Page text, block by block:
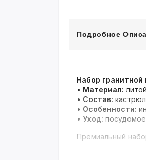
Подробное
Набор гранитной
• Материал:
• Состав:
• Особенности:
• Уход:
Премиальный